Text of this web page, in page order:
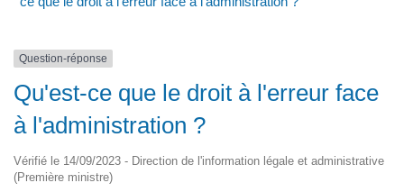
Question-réponse
Qu'est-ce que le droit à l'erreur face
à l'administration ?
Vérifié le 14/09/2023 - Direction de l'information légale et administrative
(Première ministre)